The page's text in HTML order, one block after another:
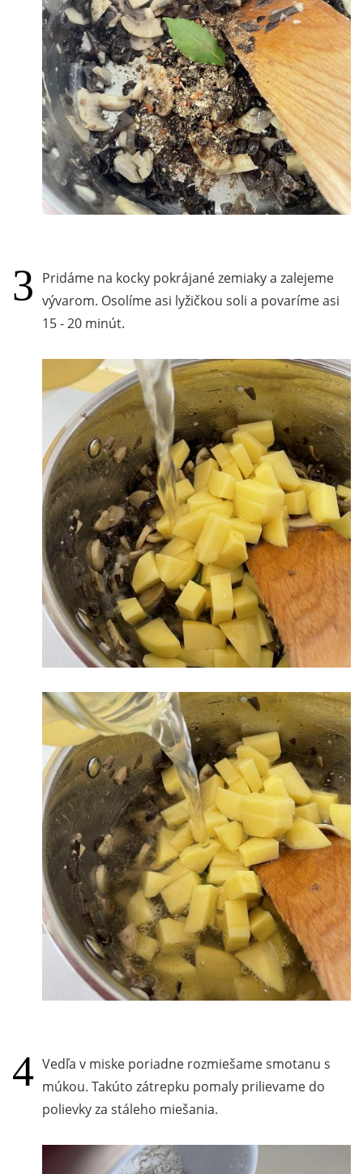
Pridáme na kocky pokrájané zemiaky a zalejeme
vývarom. Osolíme asi lyžičkou soli a povaríme asi
15 - 20 minút.
Vedľa v miske poriadne rozmiešame smotanu s
múkou. Takúto zátrepku pomaly prilievame do
polievky za stáleho miešania.